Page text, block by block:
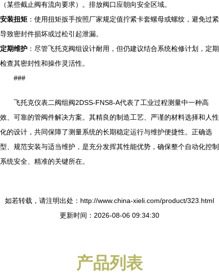
（某些截止阀有流向要求）。排放阀口应朝向安全区域。
安装扭矩 ：使用扭矩扳手按照厂家规定值拧紧卡套螺母或螺纹，避免过紧
导致密封件损坏或过松引起泄漏。
定期维护 ：尽管飞托克阀组设计耐用，但仍建议结合系统检修计划，定期
检查其密封性和操作灵活性。
###
飞托克仪表二阀组阀2DSS-FNS8-A代表了工业过程测量中一种高
效、可靠的管阀件解决方案。其精良的制造工艺、严谨的材料选择和人性
化的设计，共同保障了测量系统的长期稳定运行与维护便捷性。正确选
型、规范安装与适当维护，是充分发挥其性能优势，确保整个自动化控制
系统安全、精准的关键所在。
如若转载，请注明出处：http://www.china-xieli.com/product/323.html
更新时间：2026-08-06 09:34:30
产品列表